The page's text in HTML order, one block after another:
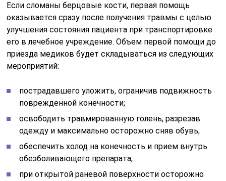
Если сломаны берцовые кости, первая помощь
оказывается сразу после получения травмы с целью
улучшения состояния пациента при транспортировке
его в лечебное учреждение. Объем первой помощи до
приезда медиков будет складываться из следующих
мероприятий:
пострадавшего уложить, ограничив подвижность
поврежденной конечности;
освободить травмированную голень, разрезав
одежду и максимально осторожно сняв обувь;
обеспечить холод на конечность и прием внутрь
обезболивающего препарата;
при открытой раневой поверхности осторожно